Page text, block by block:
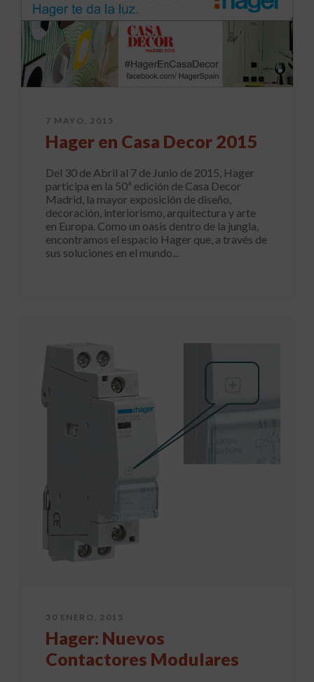
7 MAYO, 2015
Hager en Casa Decor 2015
Del 30 de Abril al 7 de Junio de 2015, Hager
participa en la 50ª edición de Casa Decor
Madrid, la mayor exposición de diseño,
decoración, interiorismo, arquitectura y arte
en Europa. Como un oasis dentro de la jungla,
encontramos el espacio Hager que, a través de
sus soluciones en el mundo...
30 ENERO, 2015
Hager: Nuevos
Contactores Modulares